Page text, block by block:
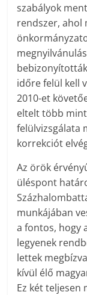
szabályok
rendszer, ahol
időre felül kell
2010-et
eltelt több
felülvizsgálata
korrekciót
Az örök
üléspont
munkájában
a fontos, hogy
legyenek
lettek
kívül élő
Ez két teljesen